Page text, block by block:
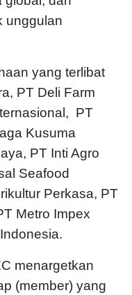
unggulan
yang terlibat
PT Deli Farm
PT
Kusuma
PT Inti Agro
Seafood
Perkasa, PT
Metro Impex
menargetkan
(member) yang